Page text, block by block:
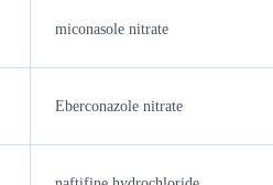
miconasole nitrate
Eberconazole nitrate